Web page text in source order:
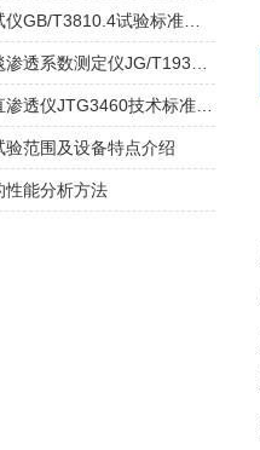
陶瓷砖抗折机测试仪GB/T3810.4试验标准介绍
土工合成材料垂直渗透仪JTG3460技术标准设计研发
范围及设备特点介绍
性能分析方法